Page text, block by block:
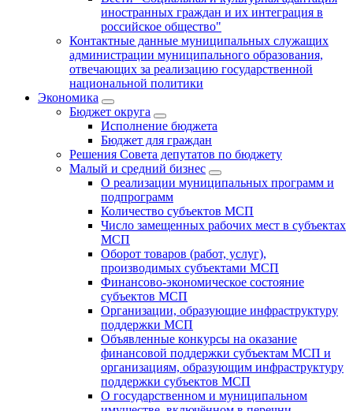
иностранных граждан и их интеграция в
российское общество"
Контактные данные муниципальных служащих
администрации муниципального образования,
отвечающих за реализацию государственной
национальной политики
Экономика
Бюджет округa
Исполнение бюджета
Бюджет для граждан
Решения Совета депутатов по бюджету
Малый и средний бизнес
О реализации муниципальных программ и
подпрограмм
Количество субъектов МСП
Число замещенных рабочих мест в субъектах
МСП
Оборот товаров (работ, услуг),
производимых субъектами МСП
Финансово-экономическое состояние
субъектов МСП
Организации, образующие инфраструктуру
поддержки МСП
Объявленные конкурсы на оказание
финансовой поддержки субъектам МСП и
организациям, образующим инфраструктуру
поддержки субъектов МСП
О государственном и муниципальном